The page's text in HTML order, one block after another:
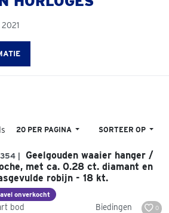
20 PER PAGINA SORTEER OP
|
Geelgouden waaier hanger /
met ca. 0.28 ct. diamant en
robijn - 18 kt.
onverkocht
bod Biedingen 0